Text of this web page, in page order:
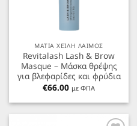
ΜΑΤΙΑ ΧΕΙΛΗ ΛΑΙΜΟΣ
Revitalash Lash & Brow
Masque – Μάσκα θρέψης
για βλεφαρίδες και φρύδια
€66.00 με ΦΠΑ